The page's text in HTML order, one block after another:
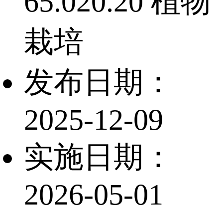
栽培
发布日期：
2025-12-09
实施日期：
2026-05-01